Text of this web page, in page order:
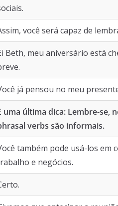
você será capaz de
Beth, meu aniversário está
já pensou no meu
uma última dica: Lembre-se,
verbs são informais.
também pode usá-los em
e negócios.